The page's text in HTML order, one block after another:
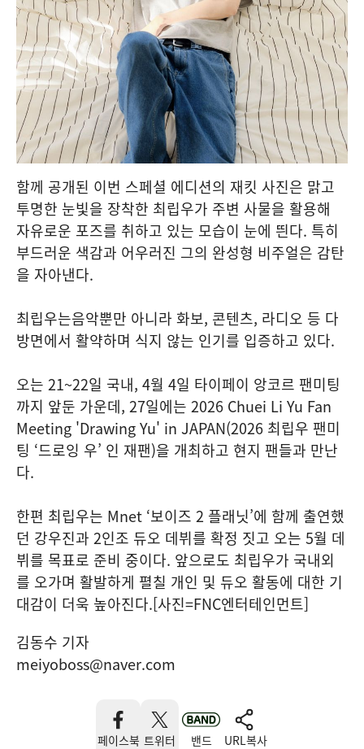
함께 공개된 이번 스페셜 에디션의 재킷 사진은 맑고
투명한 눈빛을 장착한 최립우가 주변 사물을 활용해
자유로운 포즈를 취하고 있는 모습이 눈에 띈다. 특히
부드러운 색감과 어우러진 그의 완성형 비주얼은 감탄
을 자아낸다.
최립우는음악뿐만 아니라 화보, 콘텐츠, 라디오 등 다
방면에서 활약하며 식지 않는 인기를 입증하고 있다.
오는 21~22일 국내, 4월 4일 타이페이 앙코르 팬미팅
까지 앞둔 가운데, 27일에는 2026 Chuei Li Yu Fan
Meeting 'Drawing Yu' in JAPAN(2026 최립우 팬미
팅 ‘드로잉 우’ 인 재팬)을 개최하고 현지 팬들과 만난
다.
한편 최립우는 Mnet ‘보이즈 2 플래닛’에 함께 출연했
던 강우진과 2인조 듀오 데뷔를 확정 짓고 오는 5월 데
뷔를 목표로 준비 중이다. 앞으로도 최립우가 국내외
를 오가며 활발하게 펼칠 개인 및 듀오 활동에 대한 기
대감이 더욱 높아진다.[사진=FNC엔터테인먼트]
김동수 기자
meiyoboss@naver.com
페이스북 트위터 밴드 URL복사